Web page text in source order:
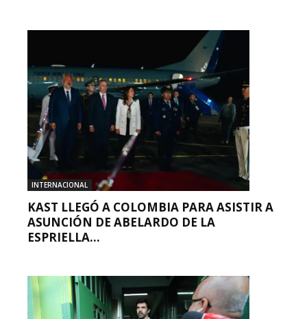
INTERNACIONAL
KAST LLEGÓ A COLOMBIA PARA ASISTIR A
ASUNCIÓN DE ABELARDO DE LA
ESPRIELLA...